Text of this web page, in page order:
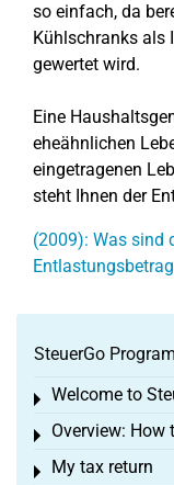
so einfach, da
Kühlschranks als
gewertet wird.
Eine
eheähnlichen
eingetragenen
steht Ihnen der
(2009): Was sind
SteuerGo
Welcome to
Toggle menu
Overview: How
Toggle menu
My tax return
Toggle menu